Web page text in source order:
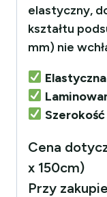
elastyczny,
kształtu
mm) nie
Szerokość
Cena
x 150cm)
Przy